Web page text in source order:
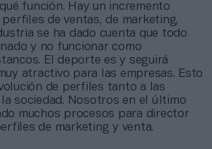
función. Hay un incremento
de ventas, de marketing,
se ha dado cuenta que todo
y no funcionar como
El deporte es y seguirá
atractivo para las empresas. Esto
de perfiles tanto a las
sociedad. Nosotros en el último
muchos procesos para director
de marketing y venta.